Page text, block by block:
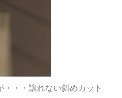
・・譲れない斜めカット